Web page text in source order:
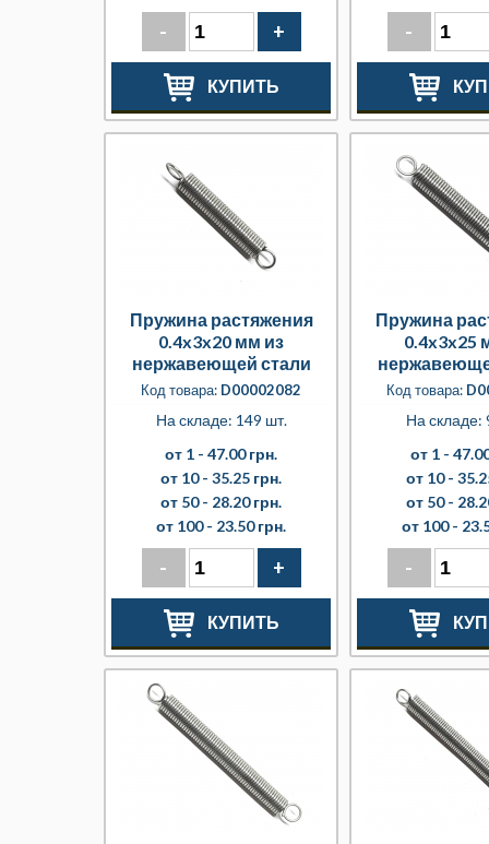
- +
КУПИТЬ
-
Пружина растяжения
0.4x3x20 мм из
нержавеющей стали
Код товара: D00002082
На складе: 149 шт.
от 1 - 47.00 грн.
от 10 - 35.25 грн.
от 50 - 28.20 грн.
от 100 - 23.50 грн.
- +
КУПИТЬ
Пружина
0.4x3x25
Код товара:
На складе:
от 1 -
от 10 -
от 50 -
от 100 -
-